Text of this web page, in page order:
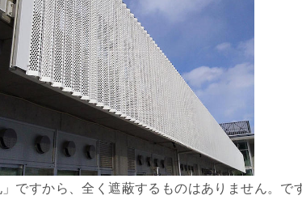
ですから、全く遮蔽するものはありません。で